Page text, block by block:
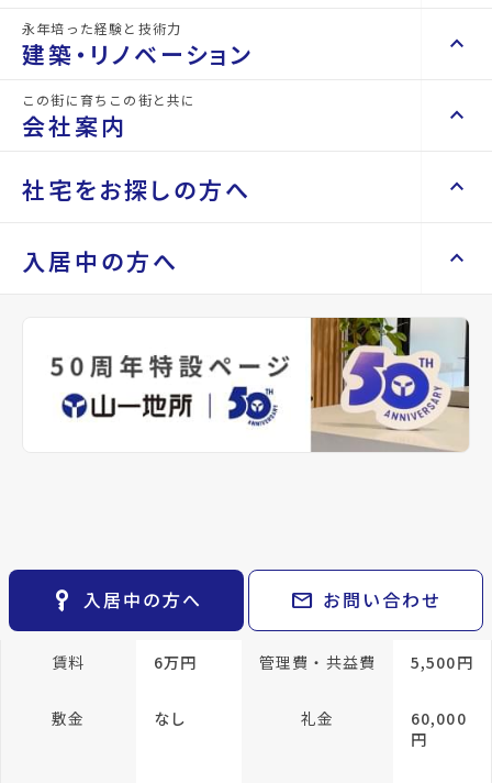
space_dashboard
エリアから探す
space_dashboard
土地を探す
エリアから探す
train
路線から探す
事業用・投資用を探す keyboard_arrow_right
検索条件
閲覧履歴 keyboard_arrow_right
マイホームを考え始めたら keyboard_arrow_right
ご購入の流れ・諸費用 keyboard_arrow_right
不動産をお持ちの方へ keyboard_arrow_right
山一地所の賃貸管理
不動産を貸すまでの流れ
空き家サポートサービス
不動産を売却したい keyboard_arrow_right
相続相談をしたい keyboard_arrow_right
不動産に投資したい keyboard_arrow_right
永年培った経験と技術力
建築・リノベーション keyboard_arrow_up
建築・リノベーション keyboard_arrow_right
Renotta（リノッタ） keyboard_arrow_right
この街に育ちこの街と共に
会社案内 keyboard_arrow_up
会社案内 keyboard_arrow_right
会社概要・沿革 keyboard_arrow_right
keyboard_arrow_right
パーパス keyboard_arrow_right
CM紹介
社宅をお探しの方へ keyboard_arrow_up
社宅をお探しの方へ keyboard_arrow_right
keyboard_arrow_right
レンタルオフィス keyboard_arrow_right
貸会議室 keyboard_arrow_right
open_in_new
入居中の方へ keyboard_arrow_up
keyboard_arrow_right
退去される方へ keyboard_arrow_right
※準備中 住まいのしおり（PDF）
key_vertical 入居中の方へ mail お問い合わせ
物件名 コンフォート上杉
所在地 宮城県仙台市青葉区上杉6丁目
仙台市地下鉄南北線/北四番丁駅 徒歩17分
11月
間取り 1R 間取り内訳
洋室
8.7 帖
所在階/階建 6階／地上10階
賃料 6万円 管理費・共益費 5,500円
敷金 なし 礼金
60,000
円